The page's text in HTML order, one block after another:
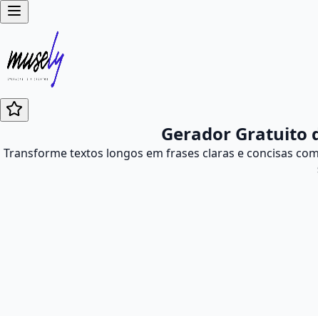
Gerador Gratuito
Transforme textos longos em frases claras e concisas